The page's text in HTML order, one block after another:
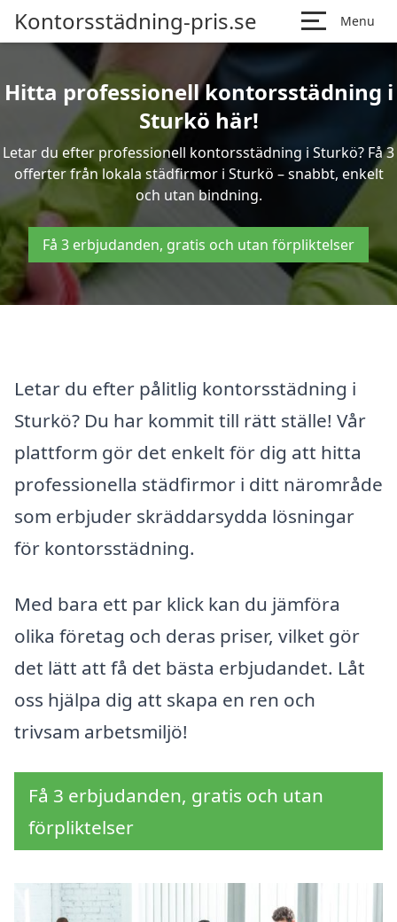
Kontorsstädning-pris.se Menu
Hitta professionell kontorsstädning i
Sturkö här!
Letar du efter professionell kontorsstädning i Sturkö? Få 3
offerter från lokala städfirmor i Sturkö – snabbt, enkelt
och utan bindning.
Få 3 erbjudanden, gratis och utan förpliktelser
Letar du efter pålitlig kontorsstädning i
Sturkö? Du har kommit till rätt ställe! Vår
plattform gör det enkelt för dig att hitta
professionella städfirmor i ditt närområde
som erbjuder skräddarsydda lösningar
för kontorsstädning.
Med bara ett par klick kan du jämföra
olika företag och deras priser, vilket gör
det lätt att få det bästa erbjudandet. Låt
oss hjälpa dig att skapa en ren och
trivsam arbetsmiljö!
Få 3 erbjudanden, gratis och utan
förpliktelser